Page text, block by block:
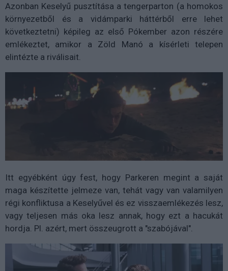
Azonban Keselyű pusztítása a tengerparton (a homokos
környezetből és a vidámparki háttérből erre lehet
következtetni) képileg az első Pókember azon részére
emlékeztet, amikor a Zöld Manó a kísérleti telepen
elintézte a riválisait.
Itt egyébként úgy fest, hogy Parkeren megint a saját
maga készítette jelmeze van, tehát vagy van valamilyen
régi konfliktusa a Keselyűvel és ez visszaemlékezés lesz,
vagy teljesen más oka lesz annak, hogy ezt a hacukát
hordja. Pl. azért, mert összeugrott a "szabójával".